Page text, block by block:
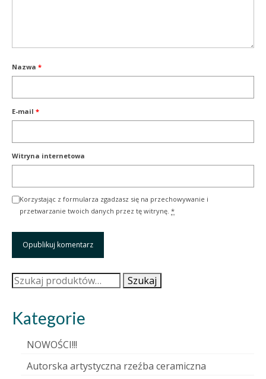
Nazwa *
E-mail *
Witryna internetowa
Korzystając z formularza zgadzasz się na przechowywanie i
przetwarzanie twoich danych przez tę witrynę. *
Szukaj: Szukaj
Kategorie
NOWOŚCI!!!
Autorska artystyczna rzeźba ceramiczna